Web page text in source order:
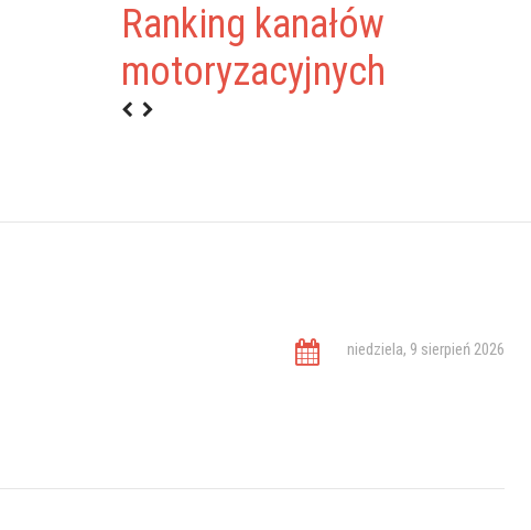
Ranking kanałów
motoryzacyjnych
niedziela, 9 sierpień 2026